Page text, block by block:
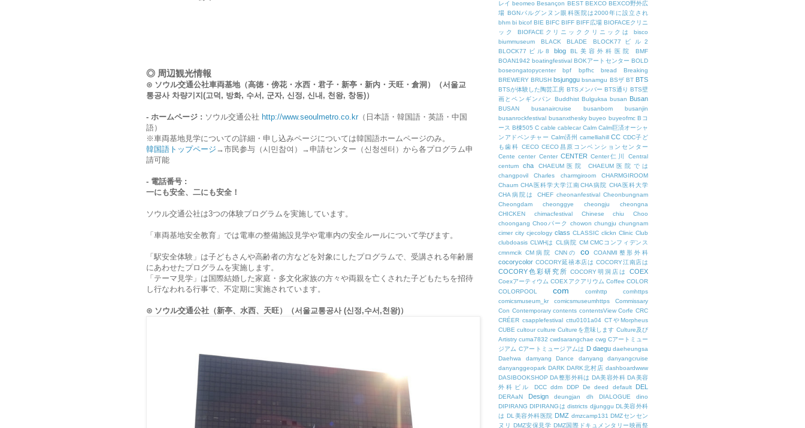
◎ 周辺観光情報
⊙ ソウル交通公社車両基地（高徳・傍花・水西・君子・新亭・新内・天旺・倉洞）（서울교
통공사 차량기지(고덕, 방화, 수서, 군자, 신정, 신내, 천왕, 창동)）
- ホームページ : ソウル交通公社 http://www.seoulmetro.co.kr （日本語・韓国語・英語・中国
語）
※車両基地見学についての詳細・申し込みページについては韓国語ホームページのみ。
韓国語トップページ →市民参与（시민참여）→申請センター（신청센터）から各プログラム申
請可能
- 電話番号 :
一にも安全、二にも安全！
ソウル交通公社は3つの体験プログラムを実施しています。
「車両基地安全教育」では電車の整備施設見学や電車内の安全ルールについて学びます。
「駅安全体験」は子どもさんや高齢者の方などを対象にしたプログラムで、受講される年齢層
にあわせたプログラムを実施します。
「テーマ見学」は国際結婚した家庭・多文化家族の方々や両親を亡くされた子どもたちを招待
し行なわれる行事で、不定期に実施されています。
⊙ ソウル交通公社（新亭、水西、天旺）（서울교통공사 (신정,수서,천왕)）
レイ beomeo Besançon BEST BEXCO BEXCO野外広
場 BGNパルグンヌン眼科医院は2000年に設立され
bhm bi bicof BIE BIFC BIFF BIFF広場 BIOFACEクリニ
ック
BIOFACEクリニッククリニックは
bisco
biummuseum
BLACK BLADE
BLOCK77ビル2
BLOCK77ビル8
blog BL美容外科医院
BMF
BOAN1942 boatingfestival BOKアートセンター BOLD
boseongatopycenter
bpf bpfhc bread
Breaking
BREWERY BRUSH bsjunggu bsnamgu BSザ BT BTS
BTSが体験した陶芸工房 BTSメンバー BTS通り BTS壁
画とペンギンパン
Buddhist Bulguksa busan Busan
BUSAN busanaircruise busanbom
busanjin
busanrockfestival busanxthesky buyeo buyeofmc Bコ
ース B棟505 C cable cablecar Calm Calm巨済オーシャ
ンアドベンチャー Calm済州 camelliahill CC CDC子ど
も歯科 CECO CECO昌原コンベンションセンター
Cente center Center CENTER Center仁川
Central
centum
cha CHAEUM医院
CHAEUM医院では
changpovil
Charles charmgiroom
CHARMGIROOM
Chaum CHA医科学大学江南CHA病院 CHA医科大学
CHA病院は
CHEF cheonanfestival Cheonbungnam
Cheongdam
cheonggye cheongju
cheongna
CHICKEN
chimacfestival Chinese chiu
Choo
choongang Chooパーク chowon chungju chungnam
cimer city cjecology class CLASSIC clickn Clinic Club
clubdoasis CLWHは CL病院 CM CMCコンフィデンス
cmnmcik CM病院 CNNの co COANMI整形外科
cocorycolor COCORY延禧本店は COCORY江南店は
COCORY色彩研究所 COCORY明洞店は COEX
Coexアーティウム COEXアクアリウム Coffee COLOR
COLORPOOL
com comhttp
comhttps
comicsmuseum_kr
comicsmuseumhttps
Commissary
Con Contemporary contents contentsView Corfe CRC
CRÉER csapplefestival cttu0101a04 CTやMorpheus
CUBE cultour culture Cultureを意味します Culture及び
Artistry cuma7832 cwdsarangchae cwg Cアートミュー
ジアム Cアートミュージアムは D daegu daeheungsa
Daehwa
damyang Dance danyang
danyangcruise
danyanggeopark DARK DARK北村店 dashboardwww
DASIBOOKSHOP DA整形外科は DA美容外科 DA美容
外科ビル
DCC ddm DDP De deed default DEL
DERAaN Design deungjan dh DIALOGUE
dino
DIPIRANG DIPIRANGは districts djjunggu DL美容外科
は DL美容外科医院 DMZ dmzcamp131 DMZセンセン
ヌリ DMZ安保見学 DMZ国際ドキュメンタリー映画祭